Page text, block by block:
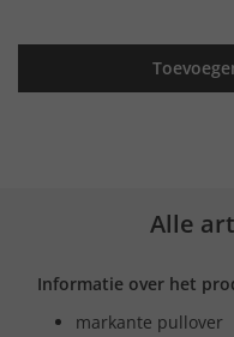
Alle
Informatie over het
markante pullover